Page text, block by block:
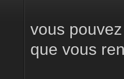
vous
que vous